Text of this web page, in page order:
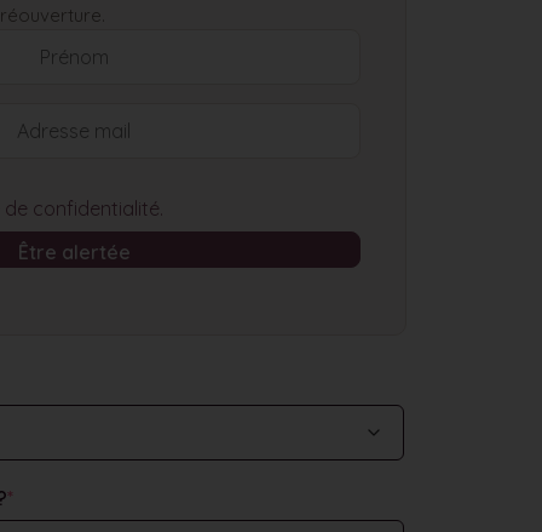
de confidentialité.
Être alertée
*